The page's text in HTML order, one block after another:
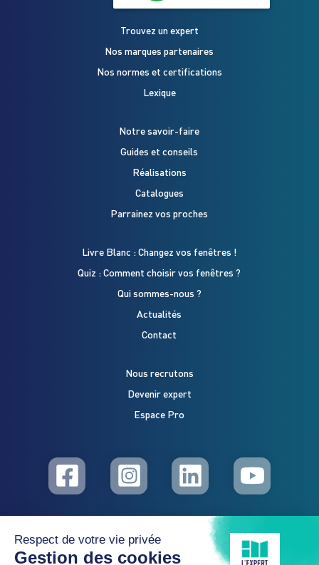
Trouvez un expert
Nos marques partenaires
Nos normes et certifications
Lexique
Notre savoir-faire
Guides et conseils
Réalisations
Catalogues
Parrainez vos proches
Livre Blanc : Changez vos fenêtres !
Quiz : Comment choisir vos fenêtres ?
Qui sommes-nous ?
Actualités
Contact
Nous recrutons
Devenir expert
Espace Pro